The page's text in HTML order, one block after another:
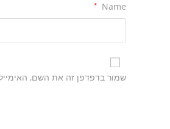
Name
*
שמור בדפדפן זה את השם,